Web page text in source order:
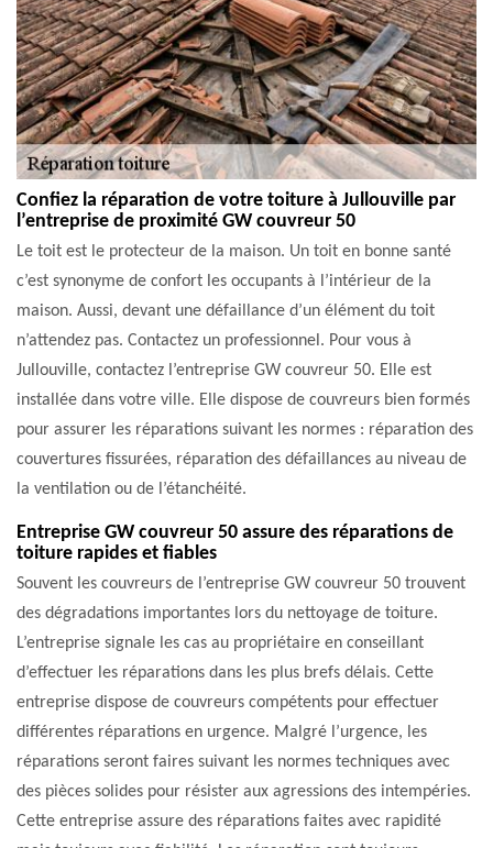
Confiez la réparation de votre toiture à Jullouville par
l’entreprise de proximité GW couvreur 50
Le toit est le protecteur de la maison. Un toit en bonne santé
c’est synonyme de confort les occupants à l’intérieur de la
maison. Aussi, devant une défaillance d’un élément du toit
n’attendez pas. Contactez un professionnel. Pour vous à
Jullouville, contactez l’entreprise GW couvreur 50. Elle est
installée dans votre ville. Elle dispose de couvreurs bien formés
pour assurer les réparations suivant les normes : réparation des
couvertures fissurées, réparation des défaillances au niveau de
la ventilation ou de l’étanchéité.
Entreprise GW couvreur 50 assure des réparations de
toiture rapides et fiables
Souvent les couvreurs de l’entreprise GW couvreur 50 trouvent
des dégradations importantes lors du nettoyage de toiture.
L’entreprise signale les cas au propriétaire en conseillant
d’effectuer les réparations dans les plus brefs délais. Cette
entreprise dispose de couvreurs compétents pour effectuer
différentes réparations en urgence. Malgré l’urgence, les
réparations seront faires suivant les normes techniques avec
des pièces solides pour résister aux agressions des intempéries.
Cette entreprise assure des réparations faites avec rapidité